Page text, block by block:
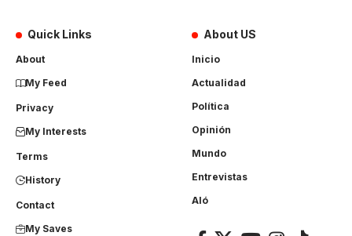
Quick Links
About
My Feed
Privacy
My Interests
Terms
History
Contact
My Saves
About US
Inicio
Actualidad
Política
Opinión
Mundo
Entrevistas
Aló